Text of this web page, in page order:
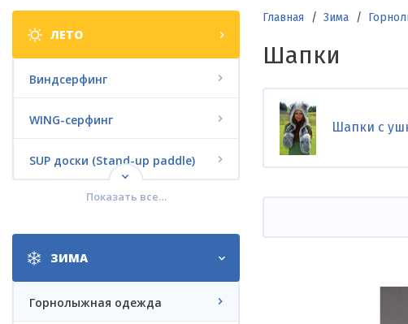
Shop
categories
ЛЕТО
Виндсерфинг
WING-серфинг
SUP доски (Stand-up paddle)
Кайтсерфинг
Водные лыжи
Показать все…
ЗИМА
Горнолыжная одежда
Строка
навигации
Главная Зима
Шапки
Шапки с